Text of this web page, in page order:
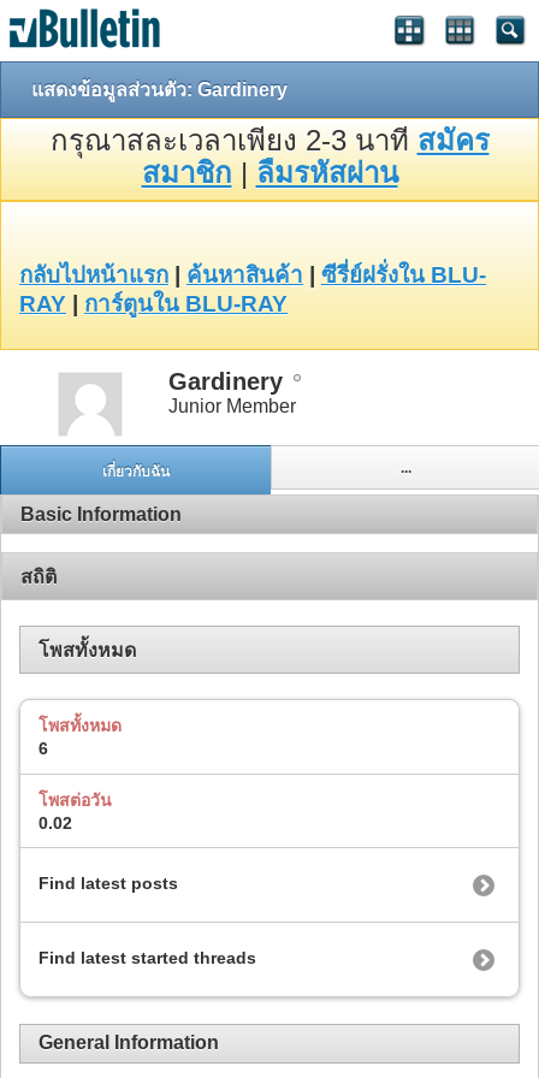
แสดงข้อมูลส่วนตัว: Gardinery
กรุณาสละเวลาเพียง 2-3 นาที สมัคร
สมาชิก | ลืมรหัสผ่าน
กลับไปหน้าแรก ค้นหาสินค้า
ซีรี่ย์ฝรั่งใน BLU-
RAY
การ์ตูนใน BLU-RAY
Gardinery
Junior Member
เกี่ยวกับฉัน ...
Basic Information
สถิติ
โพสทั้งหมด
โพสทั้งหมด
6
โพสต่อวัน
0.02
Find latest posts
Find latest started threads
General Information